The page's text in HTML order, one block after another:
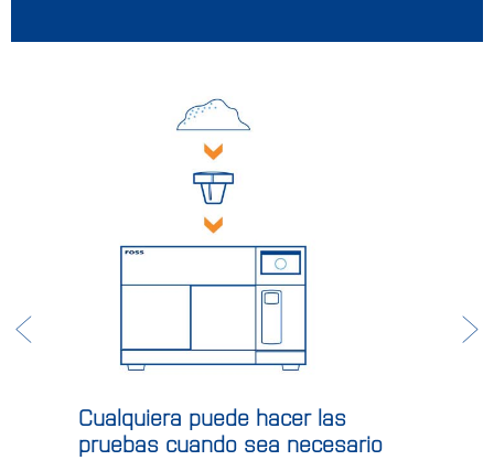
Cualquiera puede hacer las
pruebas cuando sea necesario